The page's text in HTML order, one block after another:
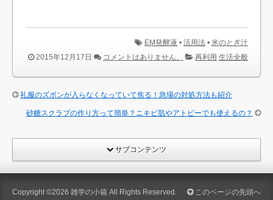
EM発酵液 • 活用法 • 米のとぎ汁
2015年12月17日
コメントはありません。 再利用 生活全般
礼服のズボンが入らなくなっていて焦る！急場の対処方法も紹介
砂糖スクラブの作り方って簡単？ニキビ肌やアトピーでも使えるの？
サブコンテンツ
Copyright ©2026 雑学の小箱 All Rights Reserved. このページの先頭へ